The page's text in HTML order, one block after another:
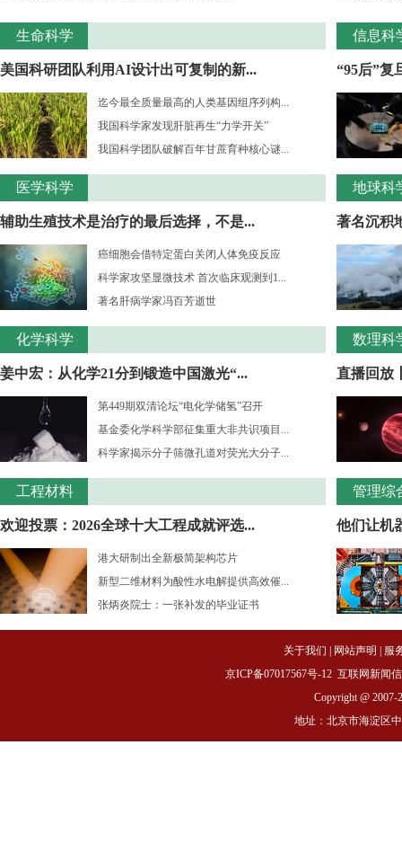
生命科学
美国科研团队利用AI设计出可复制的新...
迄今最全质量最高的人类基因组序列构...
我国科学家发现肝脏再生“力学开关”
我国科学团队破解百年甘蔗育种核心谜...
医学科学
辅助生殖技术是治疗的最后选择，不是...
癌细胞会借特定蛋白关闭人体免疫反应
科学家攻坚显微技术 首次临床观测到1...
著名肝病学家冯百芳逝世
化学科学
姜中宏：从化学21分到锻造中国激光“...
第449期双清论坛“电化学储氢”召开
基金委化学科学部征集重大非共识项目...
科学家揭示分子筛微孔道对荧光大分子...
工程材料
欢迎投票：2026全球十大工程成就评选...
港大研制出全新极简架构芯片
新型二维材料为酸性水电解提供高效催...
张炳炎院士：一张补发的毕业证书
信息科
“95后”复
地球科
著名沉积
数理科
直播回放
管理综
他们让机
关于我们 网站声明
服
京ICP备07017567号-12 互联网新闻
Copyright @ 2007-
地址：北京市海淀区